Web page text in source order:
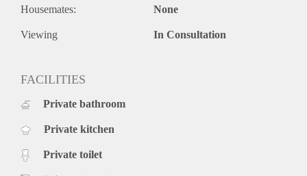
* Huurprijs: € 619,00 per maand;
* Servicekosten: €50,00 per maand (incl. waterverbruik);
* Voorschot stookkosten: €65,00 per maand;
* Huurtermijn bedraagt minimaal 24 maanden
Housemates: None
Viewing In Consultation
FACILITIES
Private bathroom
Private kitchen
Private toilet